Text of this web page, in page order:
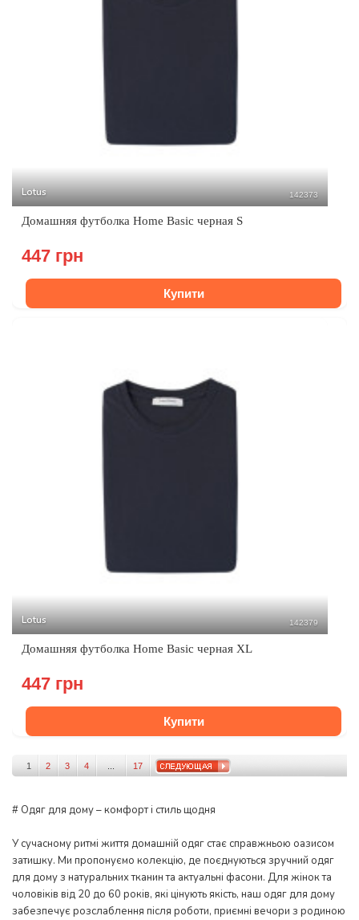
Lotus 142373
Домашняя футболка Home Basic черная S
447 грн
Купити
Lotus 142379
Домашняя футболка Home Basic черная XL
447 грн
Купити
1 2 3 4 17
# Одяг для дому – комфорт і стиль щодня
У сучасному ритмі життя домашній одяг стає справжньою оазисом
затишку. Ми пропонуємо колекцію, де поєднуються зручний одяг
для дому з натуральних тканин та актуальні фасони. Для жінок та
чоловіків від 20 до 60 років, які цінують якість, наш одяг для дому
забезпечує розслаблення після роботи, приємні вечори з родиною